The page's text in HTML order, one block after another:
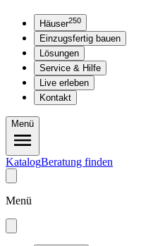
Häuser250
Einzugsfertig bauen
Lösungen
Service & Hilfe
Live erleben
Kontakt
Menü
KatalogBeratung finden
Menü